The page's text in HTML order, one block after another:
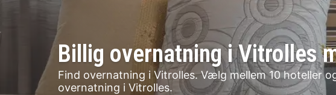
Billig overnatning i Vitrolles
Find overnatning i Vitrolles. Vælg mellem 10 hoteller
overnatning i Vitrolles.